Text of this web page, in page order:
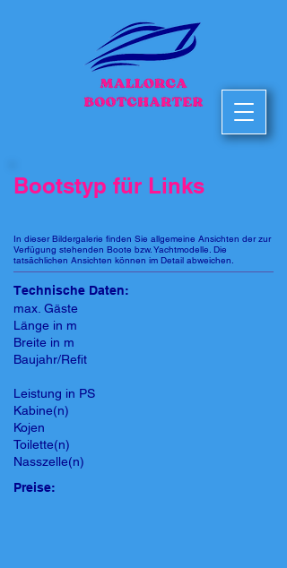
Bootstyp für Links
In dieser Bildergalerie finden Sie allgemeine Ansichten der zur
Verfügung stehenden Boote bzw. Yachtmodelle. Die
tatsächlichen Ansichten können im Detail abweichen.
Technische Daten:
max. Gäste
Länge in m
Breite in m
Baujahr/Refit
Leistung in PS
Kabine(n)
Kojen
Toilette(n)
Nasszelle(n)
Preise: